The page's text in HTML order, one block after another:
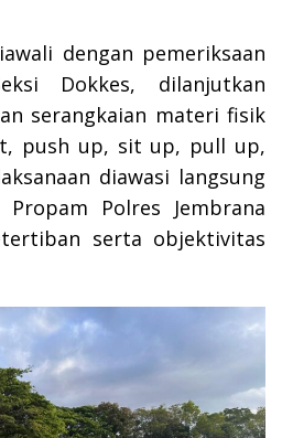
dengan pemeriksaan
Dokkes, dilanjutkan
serangkaian materi fisik
push up, sit up, pull up,
diawasi langsung
Polres Jembrana
serta objektivitas